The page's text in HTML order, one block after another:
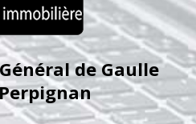
de Gaulle